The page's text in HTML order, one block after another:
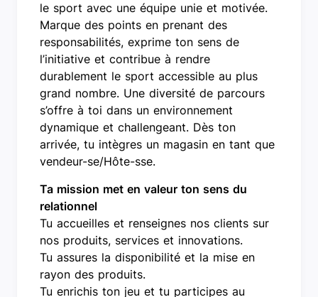
le sport avec une équipe unie et motivée.
Marque des points en prenant des
responsabilités, exprime ton sens de
l’initiative et contribue à rendre
durablement le sport accessible au plus
grand nombre. Une diversité de parcours
s’offre à toi dans un environnement
dynamique et challengeant. Dès ton
arrivée, tu intègres un magasin en tant que
vendeur-se/Hôte-sse.
Ta mission met en valeur ton sens du
relationnel
Tu accueilles et renseignes nos clients sur
nos produits, services et innovations.
Tu assures la disponibilité et la mise en
rayon des produits.
Tu enrichis ton jeu et tu participes au